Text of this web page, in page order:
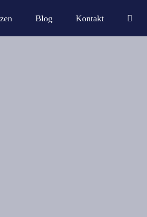
Blog Kontakt